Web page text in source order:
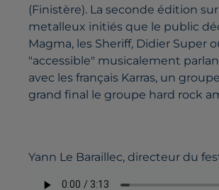
(Finistère). La seconde édition
metalleux initiés que le public
Magma, les Sheriff, Didier Super
"accessible" musicalement
avec les français Karras, un
grand final le groupe hard rock
Yann Le Baraillec, directeur du